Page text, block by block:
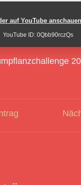
auf YouTube anschauen
YouTube ID: 0Qbb90rczQs